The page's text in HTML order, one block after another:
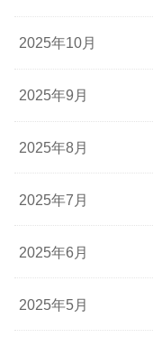
2025年10月
2025年9月
2025年8月
2025年7月
2025年6月
2025年5月